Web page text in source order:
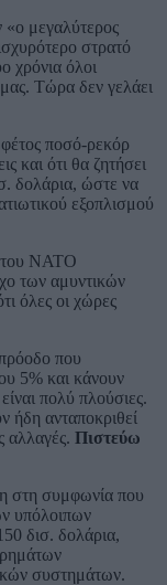
μεγαλύτερος
στρατό
χρόνια όλοι
Τώρα δεν γελάει
ποσό-ρεκόρ
και ότι θα ζητήσει
δολάρια, ώστε να
εξοπλισμού
του ΝΑΤΟ
των αμυντικών
όλες οι χώρες
που
5% και κάνουν
πολύ πλούσιες.
ήδη ανταποκριθεί
αλλαγές. Πιστεύω
στη συμφωνία που
υπόλοιπων
δισ. δολάρια,
συστημάτων.